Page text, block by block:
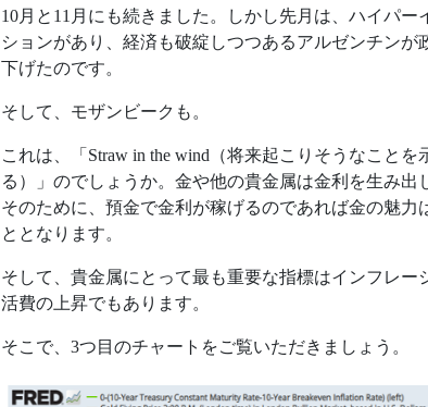
10月と11月にも続きました。しかし先月は、ハイパー
ションがあり、経済も破綻しつつあるアルゼンチンが
下げたのです。
そして、モザンビークも。
これは、「Straw in the wind（将来起こりそうなことを
る）」のでしょうか。金や他の貴金属は金利を生み出
そのために、預金で金利が稼げるのであれば金の魅力
ととなります。
そして、貴金属にとって最も重要な指標はインフレー
活費の上昇でもあります。
そこで、3つ目のチャートをご覧いただきましょう。